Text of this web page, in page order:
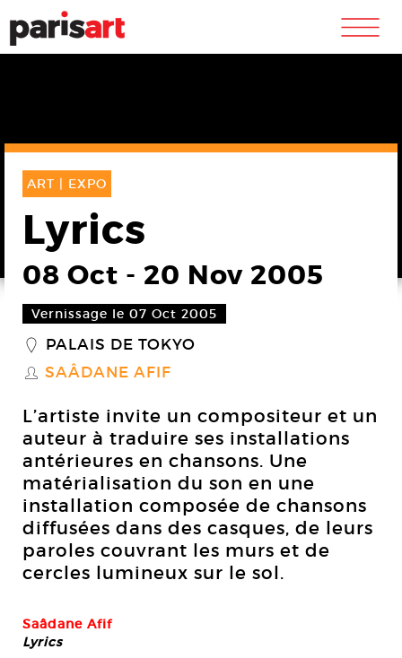
m
ART | EXPO
Lyrics
08 Oct - 20 Nov 2005
Vernissage le 07 Oct 2005
_ PALAIS DE TOKYO
S SAÂDANE AFIF
L’artiste invite un compositeur et un
auteur à traduire ses installations
antérieures en chansons. Une
matérialisation du son en une
installation composée de chansons
diffusées dans des casques, de leurs
paroles couvrant les murs et de
cercles lumineux sur le sol.
Saâdane Afif
Lyrics